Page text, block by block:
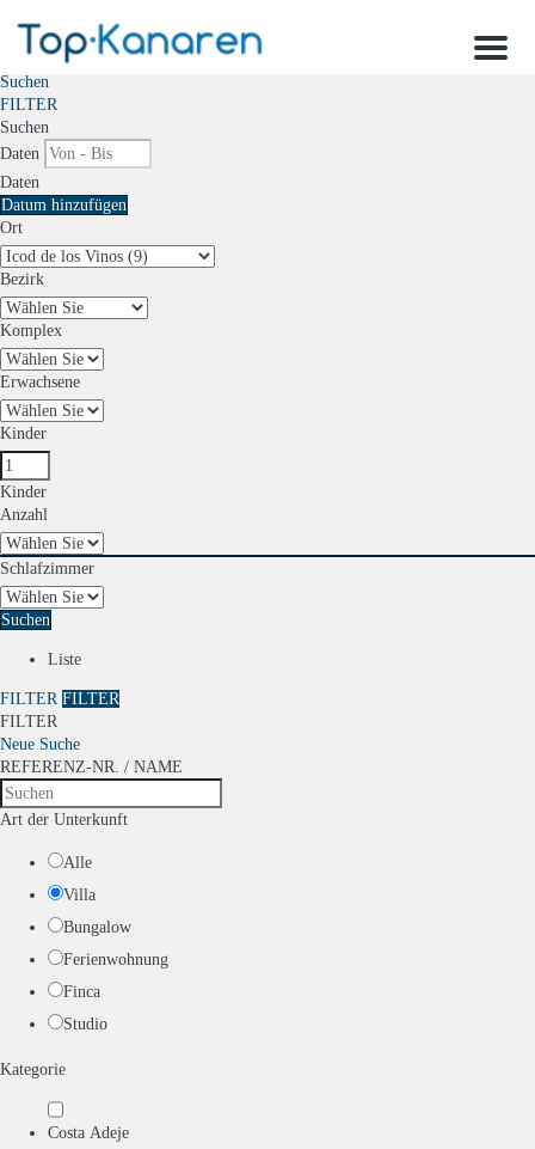
Menu
Suchen
FILTER
Suchen
Daten
Daten
Datum hinzufügen
Ort
Bezirk
Komplex
Erwachsene
Kinder
Kinder
Anzahl
Schlafzimmer
Suchen
Liste
FILTER FILTER
FILTER
Neue Suche
REFERENZ-NR. / NAME
Art der Unterkunft
Alle
Villa
Bungalow
Ferienwohnung
Finca
Studio
Kategorie
Costa Adeje